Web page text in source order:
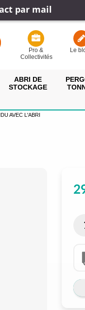
par mail
Pro &
Collectivités
Le
ABRI DE
STOCKAGE
AVEC L'ABRI